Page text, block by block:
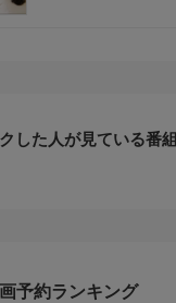
した人が見ている番組
予約ランキング